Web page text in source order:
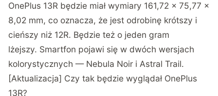
OnePlus 13R będzie miał wymiary 161,72 x 75,77 x
8,02 mm, co oznacza, że jest odrobinę krótszy i
cieńszy niż 12R. Będzie też o jeden gram
lżejszy. Smartfon pojawi się w dwóch wersjach
kolorystycznych — Nebula Noir i Astral Trail.
[Aktualizacja] Czy tak będzie wyglądał OnePlus
13R?